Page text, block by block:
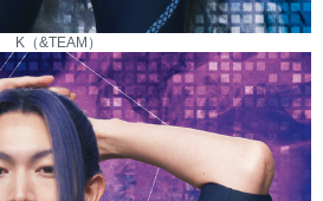
K（&TEAM）